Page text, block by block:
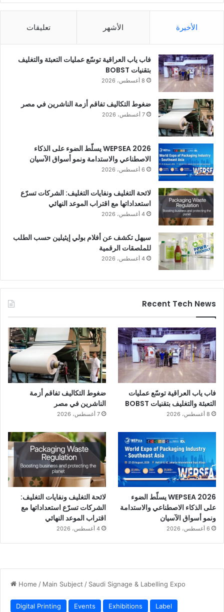
الأخيرة الأشهر تعليقات
فاب ياب العراقية توسّع عمليات التعبئة والتغليف
بتقنيات BOBST
8 أغسطس، 2026
ضغوط التكاليف تفاقم أزمة الناشرين في مصر
7 أغسطس، 2026
WEPSEA 2026 يسلّط الضوء على الذكاء
الاصطناعي والاستدامة ونمو أسواق الآسيان
6 أغسطس، 2026
لائحة التغليف ونفايات التغليف: الشركات تسرّع
استعداداتها مع اقتراب الموعد النهائي
4 أغسطس، 2026
سيهل تكشف عن أفلام بولي إيثيلين حسب الطلب
للملصقات الرقمية
4 أغسطس، 2026
Recent Tech News
فاب ياب العراقية توسّع عمليات
التعبئة والتغليف بتقنيات BOBST
8 أغسطس، 2026
ضغوط التكاليف تفاقم أزمة
الناشرين في مصر
7 أغسطس، 2026
WEPSEA 2026 يسلّط الضوء
على الذكاء الاصطناعي والاستدامة
ونمو أسواق الآسيان
6 أغسطس، 2026
لائحة التغليف ونفايات التغليف:
الشركات تسرّع استعداداتها مع
اقتراب الموعد النهائي
4 أغسطس، 2026